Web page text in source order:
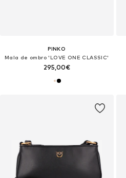
PINKO
Mala de ombro 'LOVE ONE CLASSIC'
295,00€